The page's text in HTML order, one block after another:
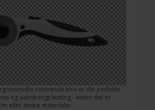
roterende kniv er din perfekte
og uanstrengt kutting - enten det er
eller andre materialer.